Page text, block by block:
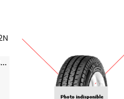
MASTERSTEEL - 185 R14 TL 102N ML MCT 3 - 1858014 - CCB